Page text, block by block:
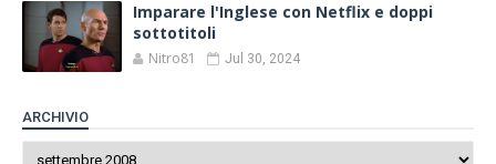
Imparare l'Inglese con Netflix e doppi
sottotitoli
Nitro81 Jul 30, 2024
ARCHIVIO